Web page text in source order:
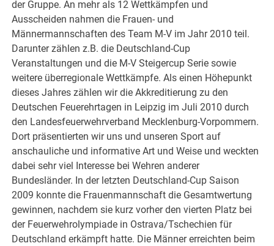
der Gruppe. An mehr als 12 Wettkämpfen und
Ausscheiden nahmen die Frauen- und
Männermannschaften des Team M-V im Jahr 2010 teil.
Darunter zählen z.B. die Deutschland-Cup
Veranstaltungen und die M-V Steigercup Serie sowie
weitere überregionale Wettkämpfe. Als einen Höhepunkt
dieses Jahres zählen wir die Akkreditierung zu den
Deutschen Feuerehrtagen in Leipzig im Juli 2010 durch
den Landesfeuerwehrverband Mecklenburg-Vorpommern.
Dort präsentierten wir uns und unseren Sport auf
anschauliche und informative Art und Weise und weckten
dabei sehr viel Interesse bei Wehren anderer
Bundesländer. In der letzten Deutschland-Cup Saison
2009 konnte die Frauenmannschaft die Gesamtwertung
gewinnen, nachdem sie kurz vorher den vierten Platz bei
der Feuerwehrolympiade in Ostrava/Tschechien für
Deutschland erkämpft hatte. Die Männer erreichten beim